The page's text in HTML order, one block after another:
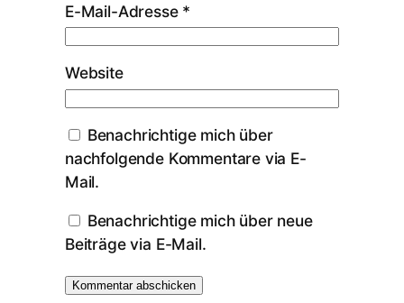
E-Mail-Adresse *
Website
Benachrichtige mich über
nachfolgende Kommentare via E-
Mail.
Benachrichtige mich über neue
Beiträge via E-Mail.